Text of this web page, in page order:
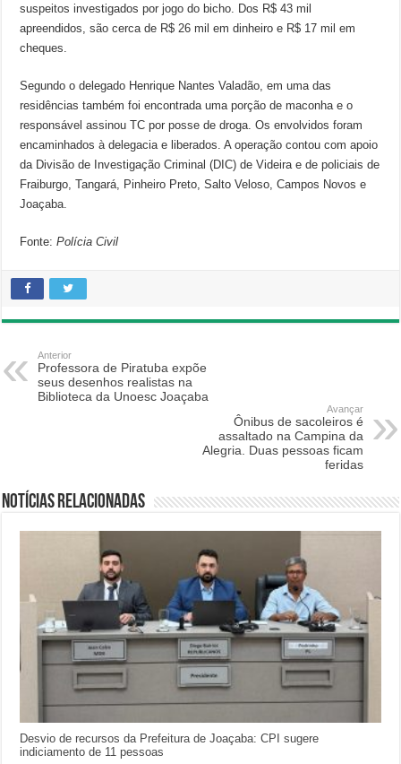
suspeitos investigados por jogo do bicho. Dos R$ 43 mil
apreendidos, são cerca de R$ 26 mil em dinheiro e R$ 17 mil em
cheques.
Segundo o delegado Henrique Nantes Valadão, em uma das
residências também foi encontrada uma porção de maconha e o
responsável assinou TC por posse de droga. Os envolvidos foram
encaminhados à delegacia e liberados. A operação contou com apoio
da Divisão de Investigação Criminal (DIC) de Videira e de policiais de
Fraiburgo, Tangará, Pinheiro Preto, Salto Veloso, Campos Novos e
Joaçaba.
Fonte:Polícia Civil
Anterior
Professora de Piratuba expõe
seus desenhos realistas na
Biblioteca da Unoesc Joaçaba
Avançar
Ônibus de sacoleiros é
assaltado na Campina da
Alegria. Duas pessoas ficam
feridas
Notícias relacionadas
Desvio de recursos da Prefeitura de Joaçaba: CPI sugere
indiciamento de 11 pessoas